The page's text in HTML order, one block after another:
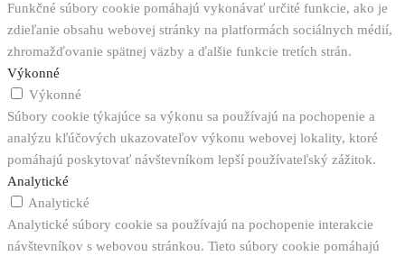
Funkčné súbory cookie pomáhajú vykonávať určité funkcie, ako je
zdieľanie obsahu webovej stránky na platformách sociálnych médií,
zhromažďovanie spätnej väzby a ďalšie funkcie tretích strán.
Výkonné
Výkonné
Súbory cookie týkajúce sa výkonu sa používajú na pochopenie a
analýzu kľúčových ukazovateľov výkonu webovej lokality, ktoré
pomáhajú poskytovať návštevníkom lepší používateľský zážitok.
Analytické
Analytické
Analytické súbory cookie sa používajú na pochopenie interakcie
návštevníkov s webovou stránkou. Tieto súbory cookie pomáhajú